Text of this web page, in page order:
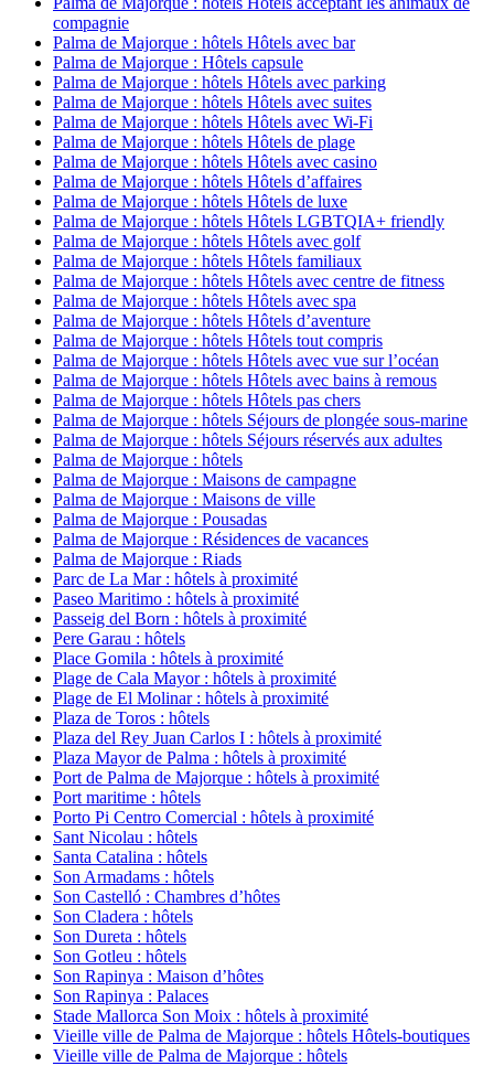
compagnie
Palma de Majorque : hôtels Hôtels avec bar
Palma de Majorque : Hôtels capsule
Palma de Majorque : hôtels Hôtels avec parking
Palma de Majorque : hôtels Hôtels avec suites
Palma de Majorque : hôtels Hôtels avec Wi-Fi
Palma de Majorque : hôtels Hôtels de plage
Palma de Majorque : hôtels Hôtels avec casino
Palma de Majorque : hôtels Hôtels d’affaires
Palma de Majorque : hôtels Hôtels de luxe
Palma de Majorque : hôtels Hôtels LGBTQIA+ friendly
Palma de Majorque : hôtels Hôtels avec golf
Palma de Majorque : hôtels Hôtels familiaux
Palma de Majorque : hôtels Hôtels avec centre de fitness
Palma de Majorque : hôtels Hôtels avec spa
Palma de Majorque : hôtels Hôtels d’aventure
Palma de Majorque : hôtels Hôtels tout compris
Palma de Majorque : hôtels Hôtels avec vue sur l’océan
Palma de Majorque : hôtels Hôtels avec bains à remous
Palma de Majorque : hôtels Hôtels pas chers
Palma de Majorque : hôtels Séjours de plongée sous-marine
Palma de Majorque : hôtels Séjours réservés aux adultes
Palma de Majorque : hôtels
Palma de Majorque : Maisons de campagne
Palma de Majorque : Maisons de ville
Palma de Majorque : Pousadas
Palma de Majorque : Résidences de vacances
Palma de Majorque : Riads
Parc de La Mar : hôtels à proximité
Paseo Maritimo : hôtels à proximité
Passeig del Born : hôtels à proximité
Pere Garau : hôtels
Place Gomila : hôtels à proximité
Plage de Cala Mayor : hôtels à proximité
Plage de El Molinar : hôtels à proximité
Plaza de Toros : hôtels
Plaza del Rey Juan Carlos I : hôtels à proximité
Plaza Mayor de Palma : hôtels à proximité
Port de Palma de Majorque : hôtels à proximité
Port maritime : hôtels
Porto Pi Centro Comercial : hôtels à proximité
Sant Nicolau : hôtels
Santa Catalina : hôtels
Son Armadams : hôtels
Son Castelló : Chambres d’hôtes
Son Cladera : hôtels
Son Dureta : hôtels
Son Gotleu : hôtels
Son Rapinya : Maison d’hôtes
Son Rapinya : Palaces
Stade Mallorca Son Moix : hôtels à proximité
Vieille ville de Palma de Majorque : hôtels Hôtels-boutiques
Vieille ville de Palma de Majorque : hôtels